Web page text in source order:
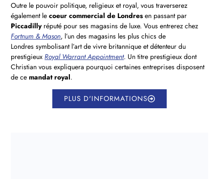
Outre le pouvoir politique, religieux et royal, vous traverserez
également lecoeur commercial de Londres en passant par
Piccadillyréputé pour ses magasins de luxe. Vous entrerez chez
Fortnum & Mason, l’un des magasins les plus chics de
Londres symbolisant l’art de vivre britannique et détenteur du
prestigieuxRoyal Warrant Appointment. Un titre prestigieux dont
Christian vous expliquera pourquoi certaines entreprises disposent
de cemandat royal.
PLUS D'INFORMATIONS